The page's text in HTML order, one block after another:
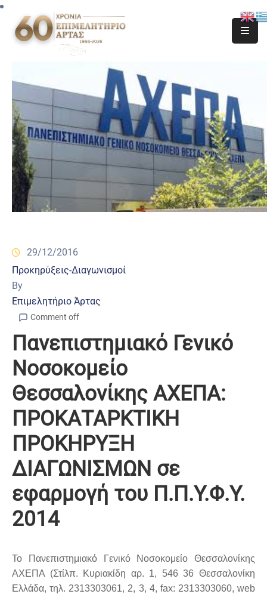
29/12/2016
Προκηρύξεις-Διαγωνισμοί
By
Επιμελητήριο Άρτας
Comment off
Πανεπιστημιακό Γενικό
Νοσοκομείο
Θεσσαλονίκης ΑΧΕΠΑ:
ΠΡΟΚΑΤΑΡΚΤΙΚΗ
ΠΡΟΚΗΡΥΞΗ
ΔΙΑΓΩΝΙΣΜΩΝ σε
εφαρμογή του Π.Π.Υ.Φ.Υ.
2014
Το Πανεπιστημιακό Γενικό Νοσοκομείο Θεσσαλονίκης
ΑΧΕΠΑ (Στίλπ. Κυριακίδη αρ. 1, 546 36 Θεσσαλονίκη
Ελλάδα, τηλ. 2313303061, 2, 3, 4, fax: 2313303060, web